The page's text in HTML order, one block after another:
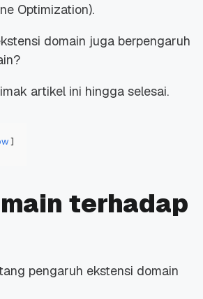
Optimization).
domain juga berpengaruh
artikel ini hingga selesai.
terhadap
pengaruh ekstensi domain